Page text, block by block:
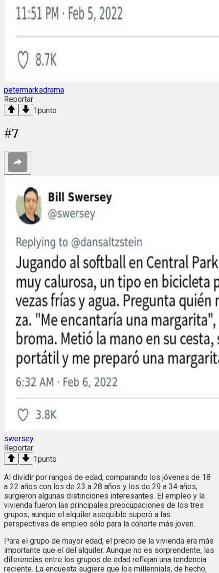
petermarksdrama
Reportar
1punto
#7
swersey
Reportar
1punto
Al dividir por rangos de edad, comparando los jóvenes de 18
a 22 años con los de 23 a 28 años y los de 29 a 34 años,
surgieron algunas distinciones interesantes. El empleo y la
vivienda fueron las principales preocupaciones de los tres
grupos, aunque el alquiler asequible superó a las
perspectivas de empleo sólo para la cohorte más joven.
Para el grupo de mayor edad, el precio de la vivienda era más
importante que el del alquiler. Aunque no es sorprendente, las
diferencias entre los grupos de edad reflejan una tendencia
reciente. La encuesta sugiere que los millennials, de hecho,